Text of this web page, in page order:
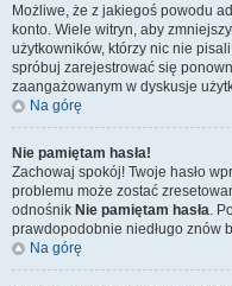
Możliwe, że z jakiegoś powodu
konto. Wiele witryn, aby
użytkowników, którzy nic nie
spróbuj zarejestrować się
zaangażowanym w dyskusje
Na górę
Nie pamiętam hasła!
Zachowaj spokój! Twoje hasło
problemu może zostać
odnośnik Nie pamiętam hasła.
prawdopodobnie niedługo znów
Na górę